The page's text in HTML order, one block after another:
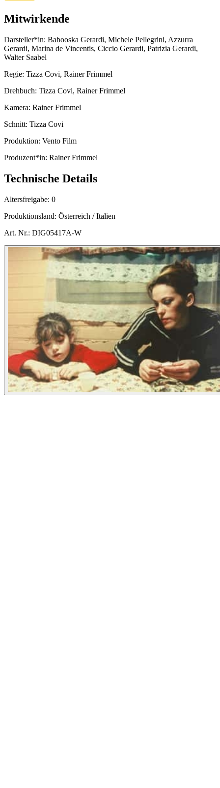
Mitwirkende
Darsteller*in: Babooska Gerardi, Michele Pellegrini, Azzurra
Gerardi, Marina de Vincentis, Ciccio Gerardi, Patrizia Gerardi,
Walter Saabel
Regie: Tizza Covi, Rainer Frimmel
Drehbuch: Tizza Covi, Rainer Frimmel
Kamera: Rainer Frimmel
Schnitt: Tizza Covi
Produktion: Vento Film
Produzent*in: Rainer Frimmel
Technische Details
Altersfreigabe: 0
Produktionsland: Österreich / Italien
Art. Nr.: DIG05417A-W